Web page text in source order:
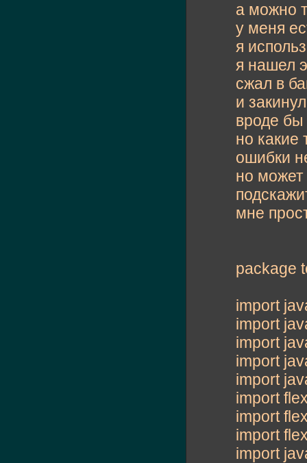
а можно
у меня
я
я нашел
сжал в
и
вроде бы
но какие
ошибки
но может
мне
package
import
import
import
import
import
import
import
import
import